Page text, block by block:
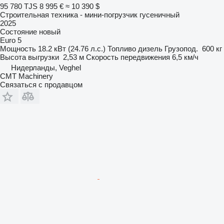
95 780 TJS 8 995 € ≈ 10 390 $
Строительная техника - мини-погрузчик гусеничный
2025
Состояние новый
Euro 5
Мощность 18.2 кВт (24.76 л.с.) Топливо дизель Грузопод. 600 кг
Высота выгрузки 2,53 м Скорость передвижения 6,5 км/ч
Нидерланды, Veghel
CMT Machinery
Связаться с продавцом